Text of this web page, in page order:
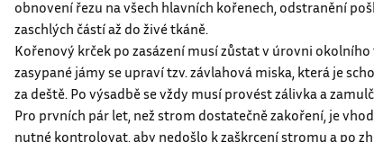
obnovení řezu na všech hlavních kořenech, odstranění
zaschlých částí až do živé tkáně.
Kořenový krček po zasázení musí zůstat v úrovni
zasypané jámy se upraví tzv. závlahová miska, která je
za deště. Po výsadbě se vždy musí provést zálivka a
Pro prvních pár let, než strom dostatečně zakoření, je